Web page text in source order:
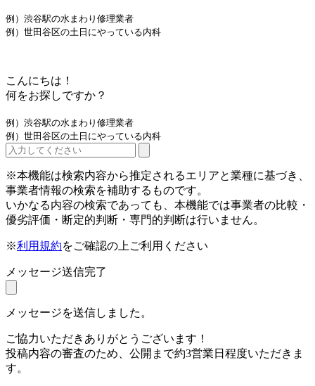
例）渋谷駅の水まわり修理業者
例）世田谷区の土日にやっている内科
こんにちは！
何をお探しですか？
例）渋谷駅の水まわり修理業者
例）世田谷区の土日にやっている内科
※本機能は検索内容から推定されるエリアと業種に基づき、
事業者情報の検索を補助するものです。
いかなる内容の検索であっても、本機能では事業者の比較・
優劣評価・断定的判断・専門的判断は行いません。
※利用規約をご確認の上ご利用ください
メッセージ送信完了
メッセージを送信しました。
ご協力いただきありがとうございます！
投稿内容の審査のため、公開まで約3営業日程度いただきま
す。